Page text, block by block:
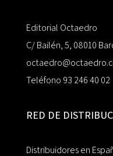
Editorial Octaedro
C/ Bailén, 5, 08010
Teléfono 93 246 40 02
RED DE
Distribuidores en